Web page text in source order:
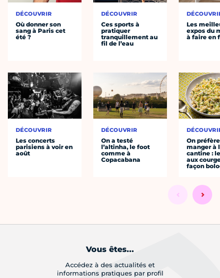
DÉCOUVRIR
Où donner son
sang à Paris cet
été ?
DÉCOUVRIR
Les concerts
parisiens à voir en
août
DÉCOUVRIR
Ces sports à
pratiquer
tranquillement au
fil de l’eau
DÉCOUVRIR
On a testé
l’altinha, le foot
comme à
Copacabana
Les
expos du
à faire en
On préfère
manger à
cantine :
aux
façon
Vous êtes...
Accédez à des actualités et
informations pratiques par profil